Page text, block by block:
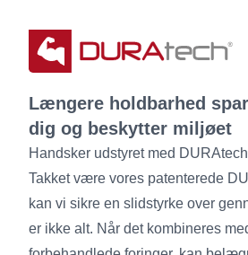
Længere holdbarhed
dig og beskytter miljøet
Handsker udstyret med
Takket være vores patenterede
kan vi sikre en slidstyrke over
er ikke alt. Når det kombineres